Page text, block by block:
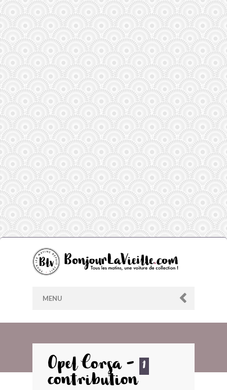
MENU
AU HASARD
ARCHIVES
Opel Corsa - 1
contribution